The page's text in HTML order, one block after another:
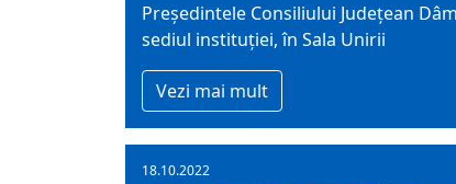
Președintele Consiliului Județean
sediul instituției, în Sala Unirii
Vezi mai mult
18.10.2022